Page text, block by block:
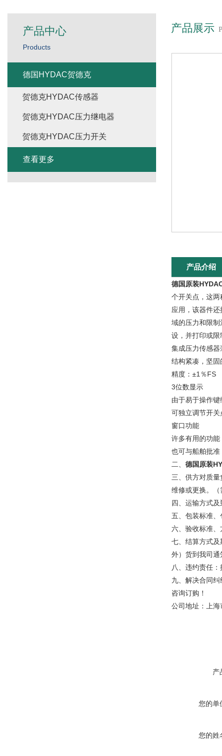
产品展示
产品介绍
德国原装
个开关点，这
应用，该器件
域的压力和限
设，并打印或
集成压力传感
结构紧凑，坚固
精度：±1％FS
3位数显示
由于易于操作键
可独立调节开
窗口功能
许多有用的功能
也可与船舶批准
二、 德国原装
三、供方对质
维修或更换。
四、运输方
五、包装标准
六、验收标准
七、结算方式
外）货到我司
八、违约责任
九、解决合同
咨询订购！
公司地址：上
产
您的单
您的姓
产品中心
Products
德国HYDAC贺德克
贺德克HYDAC传感器
贺德克HYDAC压力继电器
贺德克HYDAC压力开关
查看更多